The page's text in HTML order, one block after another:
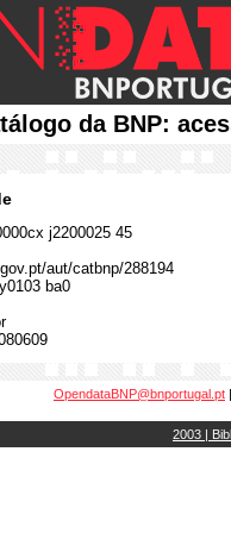
da BNP:
j2200025 45
aut/catbnp/288194
ba0
OpendataBNP@bnportugal.pt
2003 |